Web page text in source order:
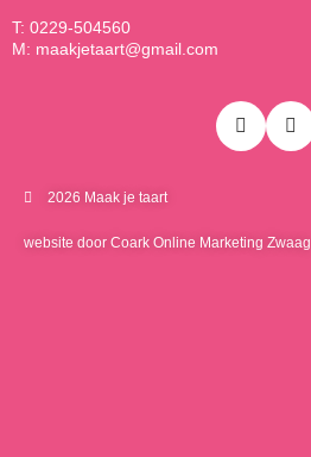
T: 0229-504560
M: maakjetaart@gmail.com
2026 Maak je taart
website door Coark Online Marketing Zwaag